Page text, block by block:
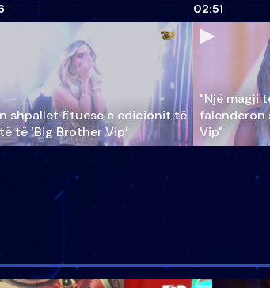
shpallet fituese e edicionit të
të ‘Big Brother Vip’
02:51
"Një magji
falenderon
Vip"